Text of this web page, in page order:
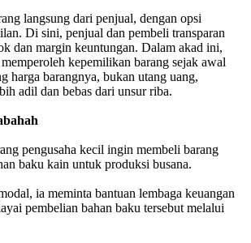
langsung dari penjual, dengan opsi
Di sini, penjual dan pembeli transparan
dan margin keuntungan. Dalam akad ini,
kepemilikan barang sejak awal
harga barangnya, bukan utang uang,
adil dan bebas dari unsur riba.
pengusaha kecil ingin membeli barang
baku kain untuk produksi busana.
ia meminta bantuan lembaga keuangan
pembelian bahan baku tersebut melalui